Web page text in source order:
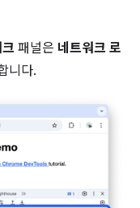
패널은 네트워크 로
니다.